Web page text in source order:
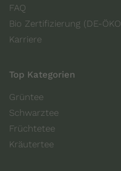
FAQ
Bio Zertifizierung (DE-
Karriere
Top Kategorien
Grüntee
Schwarztee
Früchtetee
Kräutertee